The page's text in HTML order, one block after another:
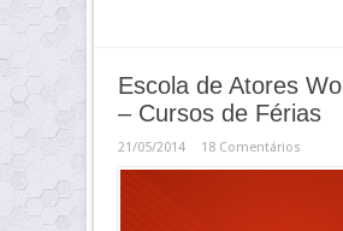
Escola de Atores
– Cursos de Férias
21/05/2014 18 Comentários